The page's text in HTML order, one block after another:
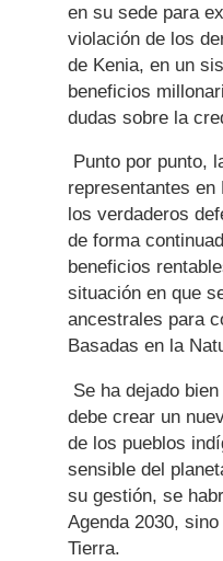
en su sede para
violación de los
de Kenia, en un
beneficios
dudas sobre la
Punto por punto,
representantes en
los verdaderos
de forma
beneficios
situación en que
ancestrales para
Basadas en la
Se ha dejado
debe crear un
de los pueblos
sensible del
su gestión, se
Agenda 2030,
Tierra.